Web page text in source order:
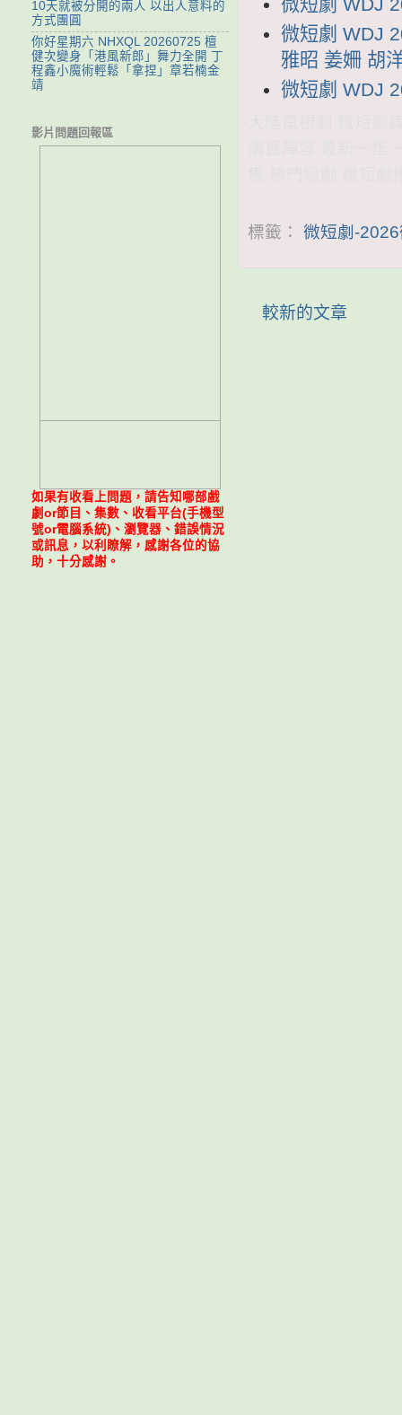
微短劇 WDJ
微短劇 WDJ
雅昭 姜姍 胡
微短劇 WDJ
標籤： 微短劇-
較新的文章
10天就被分開的兩人 以出人意料的
方式團圓
你好星期六 NHXQL 20260725 檀
健次變身「港風新郎」舞力全開 丁
程鑫小魔術輕鬆「拿捏」章若楠金
靖
影片問題回報區
如果有收看上問題，請告知哪部戲
劇or節目、集數、收看平台(手機型
號or電腦系統)、瀏覽器、錯誤情況
或訊息，以利瞭解，感謝各位的協
助，十分感謝。